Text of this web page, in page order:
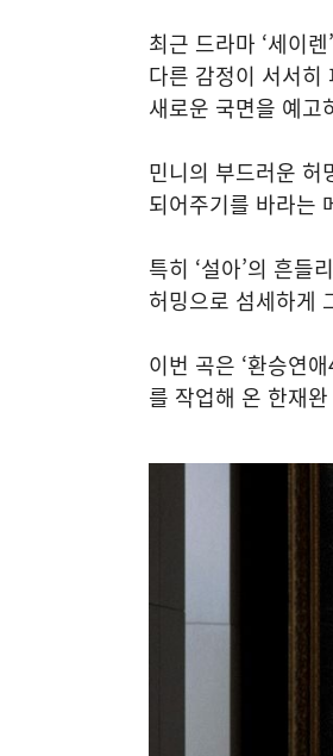
최근 드라마 ‘세이
다른 감정이 서서히
새로운 국면을 예고
민니의 부드러운 허
되어주기를 바라는
특히 ‘설아’의 흔들
허밍으로 섬세하게
이번 곡은 ‘환승연
를 작업해 온 한재